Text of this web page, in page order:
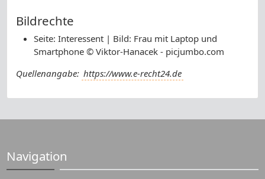
Bildrechte
Seite: Interessent | Bild: Frau mit Laptop und
Smartphone © Viktor-Hanacek - picjumbo.com
Quellenangabe: https://www.e-recht24.de
Navigation